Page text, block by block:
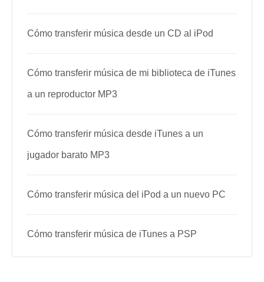
Cómo transferir música desde un CD al iPod
Cómo transferir música de mi biblioteca de iTunes
a un reproductor MP3
Cómo transferir música desde iTunes a un
jugador barato MP3
Cómo transferir música del iPod a un nuevo PC
Cómo transferir música de iTunes a PSP